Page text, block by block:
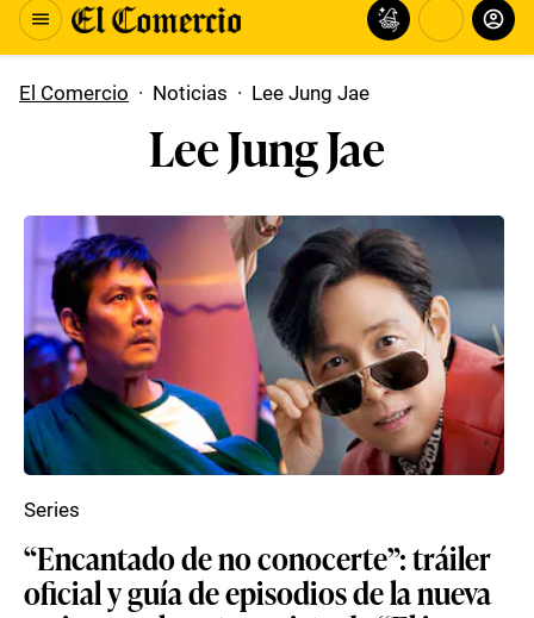
El Comercio · Noticias · Lee Jung Jae
Lee Jung Jae
“Encantado de no conocerte”: tráiler
oficial y guía de episodios de la nueva
Series